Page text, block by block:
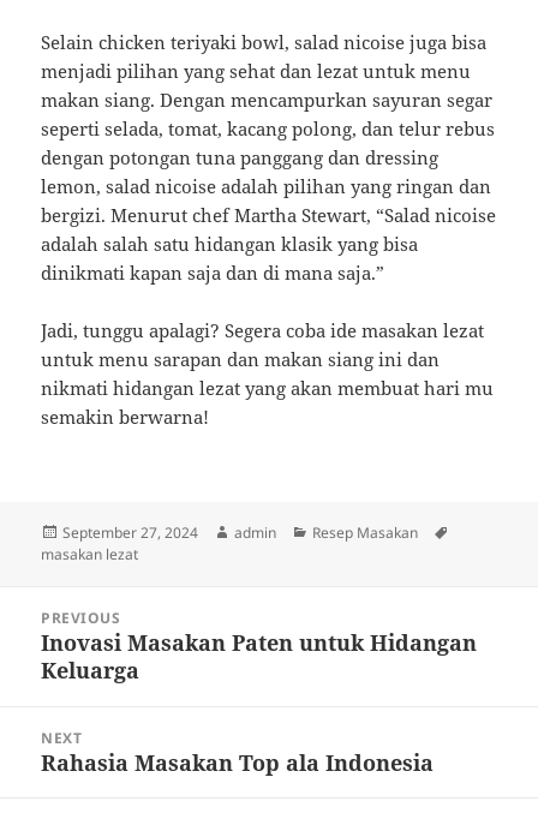
Selain chicken teriyaki bowl, salad nicoise juga bisa
menjadi pilihan yang sehat dan lezat untuk menu
makan siang. Dengan mencampurkan sayuran segar
seperti selada, tomat, kacang polong, dan telur rebus
dengan potongan tuna panggang dan dressing
lemon, salad nicoise adalah pilihan yang ringan dan
bergizi. Menurut chef Martha Stewart, “Salad nicoise
adalah salah satu hidangan klasik yang bisa
dinikmati kapan saja dan di mana saja.”
Jadi, tunggu apalagi? Segera coba ide masakan lezat
untuk menu sarapan dan makan siang ini dan
nikmati hidangan lezat yang akan membuat hari mu
semakin berwarna!
Posted
on
September 27, 2024 Author
admin Categories
Resep Masakan
masakan lezat
navigation
PREVIOUS
Previous
post:
Inovasi Masakan Paten untuk Hidangan
Keluarga
NEXT
Next
Rahasia Masakan Top ala Indonesia